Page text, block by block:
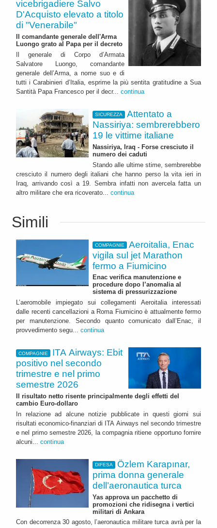
vicebrigadiere Salvo
D'Acquisto elevato a titolo
di "Venerabile"
Il comandante generale dell'Arma
Luongo grato al Papa per il decreto
Il generale di Corpo d’Armata
Salvatore Luongo, comandante
generale dell’Arma, a nome suo e di
tutti i Carabinieri d’Italia, esprime la più sentita gratitudine a Sua
Santità Papa Francesco per il decr... continua
SICUREZZA
Attentato a
Nassiriya: sembrerebbero
19 le vittime italiane
Nassiriya, Iraq - Forse cresciuto il
numero dei caduti
Stando alle ultime stime, sembrerebbe
cresciuto il numero degli italiani che hanno perso la vita ieri in
Iraq, arrivando così a 19. Sembra infatti non avercela fatta un
altro militare che era ricoverato... continua
Simili
COMPAGNIE
Aeroitalia, Enac
vigila sul jet Marathon
fermo a Fiumicino
Enac verifica manutenzione e
procedure dopo l’anomalia al
sistema di pressurizzazione
L’aeromobile impiegato sui collegamenti Aeroitalia interessati
dalle recenti cancellazioni a Roma Fiumicino è attualmente fermo
per manutenzione. Secondo quanto comunicato dall’Enac, il
provvedimento segu... continua
COMPAGNIE
ITA Airways: Ebit
positivo nel secondo
trimestre e nel primo
semestre 2026
Il risultato netto risente principalmente degli effetti del
cambio Euro-dollaro
In relazione ad alcune notizie pubblicate in questi giorni sui
risultati economico-finanziari di ITA Airways nel secondo trimestre
e nel primo semestre 2026, la compagnia ritiene opportuno fornire
alcuni... continua
DIFESA
Özlem Karapınar,
prima donna generale
dell’aeronautica turca
Yas approva un pacchetto di
promozioni che ridisegna i vertici
militari di Ankara
Con decorrenza 30 agosto, l’aeronautica militare turca avrà per la